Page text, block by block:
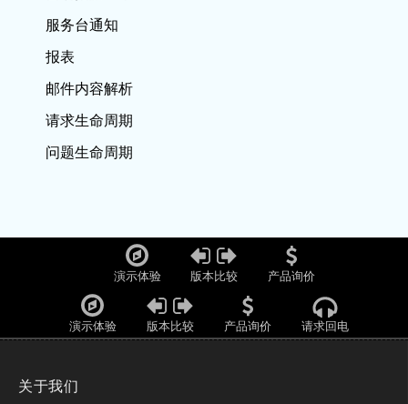
服务台通知
报表
邮件内容解析
请求生命周期
问题生命周期
演示体验 版本比较 产品询价
演示体验 版本比较 产品询价 请求回电
关于我们